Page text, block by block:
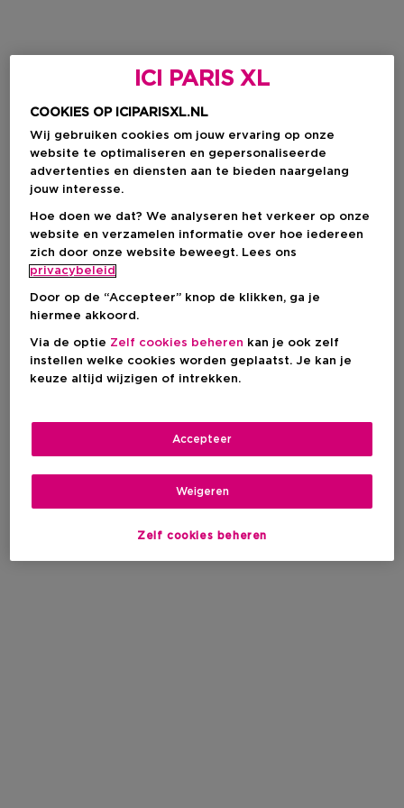
ICI PARIS XL
COOKIES OP ICIPARISXL.NL
Wij gebruiken cookies om jouw ervaring op onze
website te optimaliseren en gepersonaliseerde
advertenties en diensten aan te bieden naargelang
jouw interesse.
Hoe doen we dat? We analyseren het verkeer op onze
website en verzamelen informatie over hoe iedereen
zich door onze website beweegt. Lees ons
privacybeleid
Door op de “Accepteer” knop de klikken, ga je
hiermee akkoord.
Via de optie Zelf cookies beheren kan je ook zelf
instellen welke cookies worden geplaatst. Je kan je
keuze altijd wijzigen of intrekken.
Zelf cookies beheren
Weigeren
Accepteer